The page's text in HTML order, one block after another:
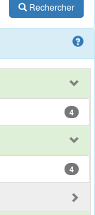
Rechercher
4
4